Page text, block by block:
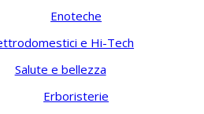
Enoteche
e Hi-Tech
Salute e bellezza
Erboristerie